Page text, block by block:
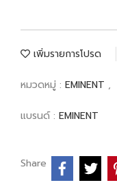
เพิ่มรายการโปรด
หมวดหมู่ : EMINENT ,
แบรนด์ : EMINENT
Share